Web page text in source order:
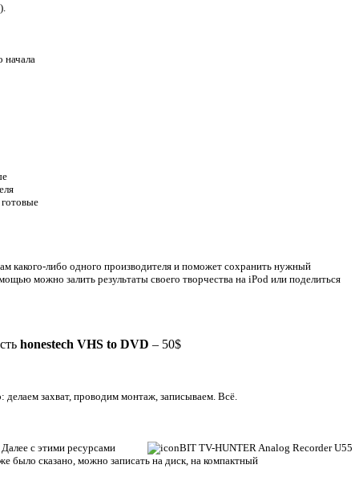
какого-либо одного производителя и поможет сохранить нужный
можно залить результаты своего творчества на iPod или поделиться
honestech VHS to DVD – 50$
захват, проводим монтаж, записываем. Всё.
с этими ресурсами
было сказано, можно записать на диск, на компактный